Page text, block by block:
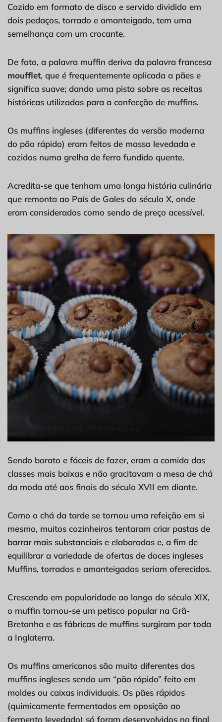
Cozido em formato de disco e servido dividido em
dois pedaços, torrado e amanteigado, tem uma
semelhança com um crocante.
De fato, a palavra muffin deriva da palavra francesa
moufflet, que é frequentemente aplicada a pães e
significa suave; dando uma pista sobre as receitas
históricas utilizadas para a confecção de muffins.
Os muffins ingleses (diferentes da versão moderna
do pão rápido) eram feitos de massa levedada e
cozidos numa grelha de ferro fundido quente.
Acredita-se que tenham uma longa história culinária
que remonta ao País de Gales do século X, onde
eram considerados como sendo de preço acessível.
Sendo barato e fáceis de fazer, eram a comida das
classes mais baixas e não gracitavam a mesa de chá
da moda até aos finais do século XVII em diante.
Como o chá da tarde se tornou uma refeição em si
mesmo, muitos cozinheiros tentaram criar pastas de
barrar mais substanciais e elaboradas e, a fim de
equilibrar a variedade de ofertas de doces ingleses
Muffins, torrados e amanteigados seriam oferecidos.
Crescendo em popularidade ao longo do século XIX,
o muffin tornou-se um petisco popular na Grã-
Bretanha e as fábricas de muffins surgiram por toda
a Inglaterra.
Os muffins americanos são muito diferentes dos
muffins ingleses sendo um “pão rápido” feito em
moldes ou caixas individuais. Os pães rápidos
(quimicamente fermentados em oposição ao
fermento levedado) só foram desenvolvidos no final